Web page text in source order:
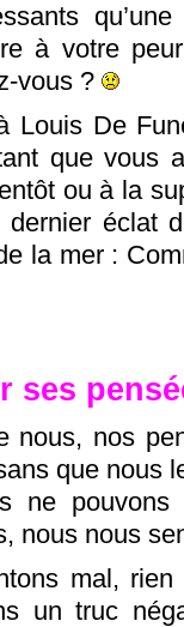
à votre
vous ?
Louis De
que vous
ou à la
dernier éclat
la mer :
ses
nous, nos
que nous
ne
nous nous
mal,
un truc